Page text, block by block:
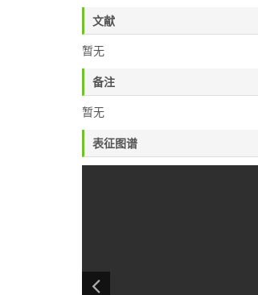
文献
暂无
备注
暂无
表征图谱